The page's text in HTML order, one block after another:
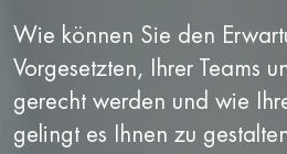
Wie können Sie den
Vorgesetzten, Ihrer Teams
gerecht werden und wie
gelingt es Ihnen zu